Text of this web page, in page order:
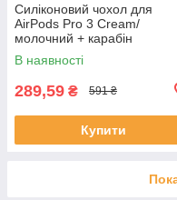
Силіконовий чохол для
AirPods Pro 3 Cream/
молочний + карабін
В наявності
289,59 ₴ 591 ₴
Купити